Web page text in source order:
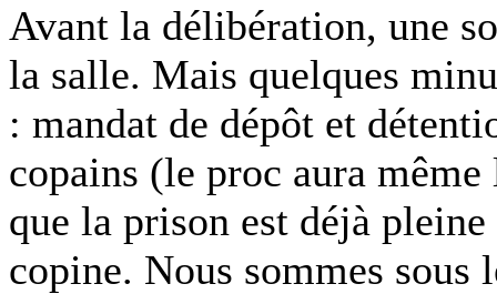
Avant la délibération, une
la salle. Mais quelques
: mandat de dépôt et
copains (le proc aura
que la prison est déjà
copine. Nous sommes sous